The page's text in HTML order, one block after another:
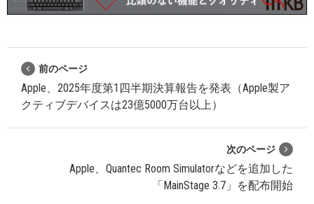
前のページ
Apple、2025年度第1四半期決算報告を発表（Apple製ア
クティブデバイスは23億5000万台以上）
次のページ
Apple、Quantec Room Simulatorなどを追加した
「MainStage 3.7」を配布開始